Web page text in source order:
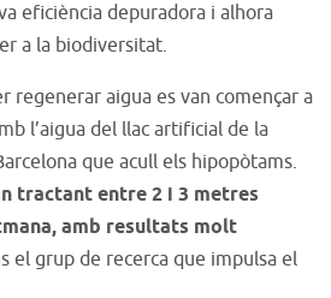
eficiència depuradora i alhora
a la biodiversitat.
regenerar aigua es van començar a
l’aigua del llac artificial de la
que acull els hipopòtams.
tractant entre 2 i 3 metres
amb resultats molt
el grup de recerca que impulsa el